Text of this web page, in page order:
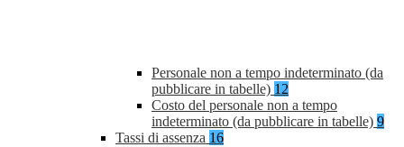
Personale non a tempo indeterminato (da
pubblicare in tabelle) 12
Costo del personale non a tempo
indeterminato (da pubblicare in tabelle) 9
Tassi di assenza 16